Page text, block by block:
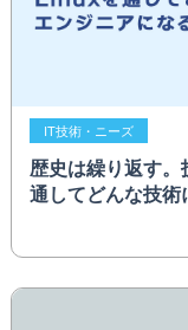
IT技術・ニーズ
歴史は繰り返す
通してどんな技術